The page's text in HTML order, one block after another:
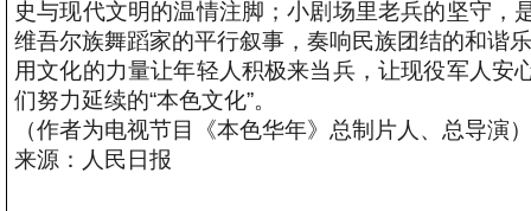
史与现代文明的温情注脚；小剧场里老兵的坚守
维吾尔族舞蹈家的平行叙事，奏响民族团结的和谐
用文化的力量让年轻人积极来当兵，让现役军人
们努力延续的“本色文化”。
（作者为电视节目《本色华年》总制片人、总导演）
来源：人民日报